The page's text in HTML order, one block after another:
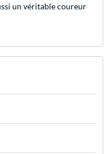
un véritable coureur